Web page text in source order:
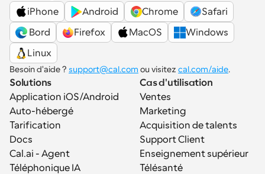
iPhone
Android Chrome
Safari
Bord
Firefox MacOS
Windows
Linux
Besoin d'aide ? support@cal.com ou visitez cal.com/aide.
Solutions
Application iOS/Android
Auto-hébergé
Tarification
Docs
Cal.ai - Agent
Téléphonique IA
Cas d'utilisation
Ventes
Marketing
Acquisition de talents
Support Client
Enseignement supérieur
Télésanté